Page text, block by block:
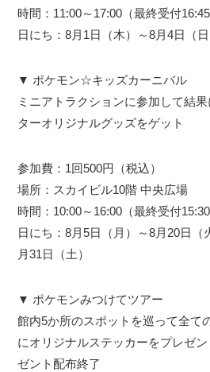
時間：11:00～17:00（最終受付16:45
日にち：8月1日（木）～8月4日（日
▼ ポケモン☆キッズカーニバル
ミニアトラクションに参加して結
ターオリジナルグッズをゲット
参加費：1回500円（税込）
場所：スカイビル10階 中央広場
時間：10:00～16:00（最終受付15:30
日にち：8月5日（月）～8月20日（
月31日（土）
▼ ポケモンみつけてツアー
館内5か所のスポットを巡って全て
にオリジナルステッカーをプレゼ
ゼント配布終了